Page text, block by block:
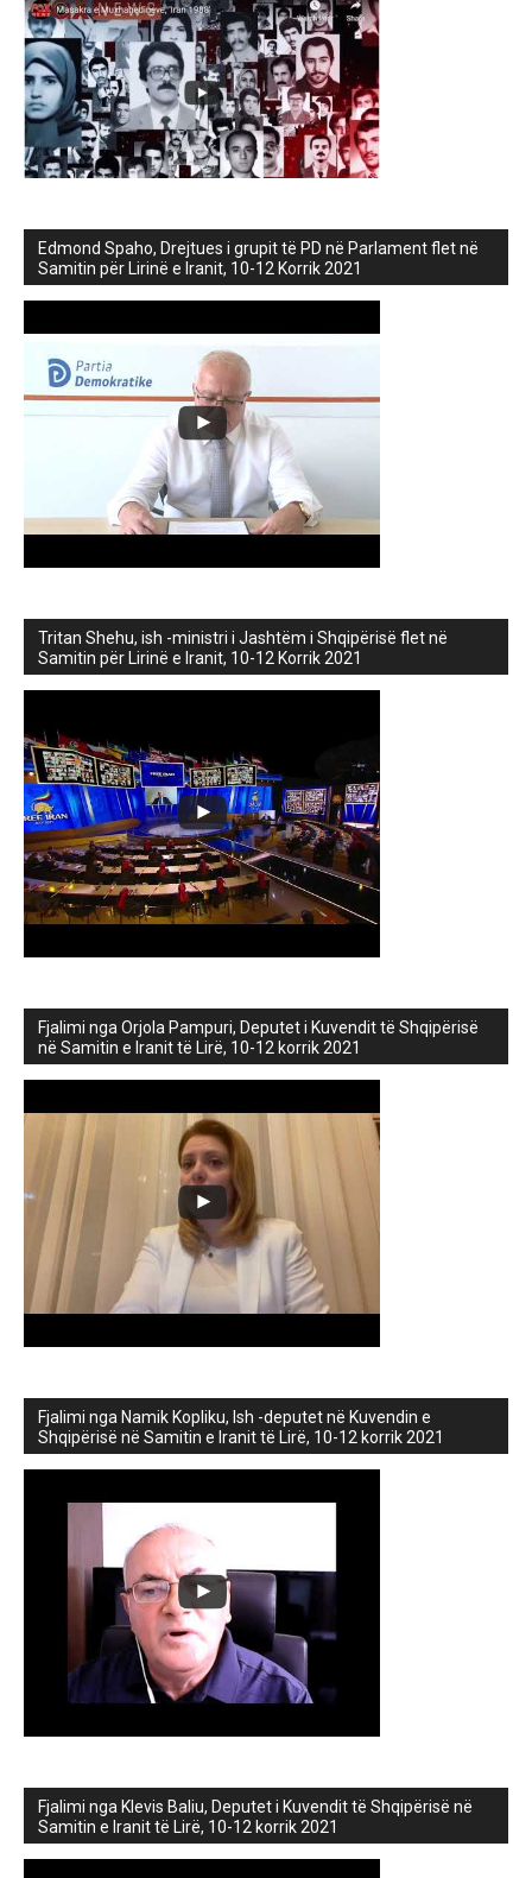
Edmond Spaho, Drejtues i grupit të PD në Parlament flet në
Samitin për Lirinë e Iranit, 10-12 Korrik 2021
Tritan Shehu, ish -ministri i Jashtëm i Shqipërisë flet në
Samitin për Lirinë e Iranit, 10-12 Korrik 2021
Fjalimi nga Orjola Pampuri, Deputet i Kuvendit të Shqipërisë
në Samitin e Iranit të Lirë, 10-12 korrik 2021
Fjalimi nga Namik Kopliku, Ish -deputet në Kuvendin e
Shqipërisë në Samitin e Iranit të Lirë, 10-12 korrik 2021
Fjalimi nga Klevis Baliu, Deputet i Kuvendit të Shqipërisë në
Samitin e Iranit të Lirë, 10-12 korrik 2021